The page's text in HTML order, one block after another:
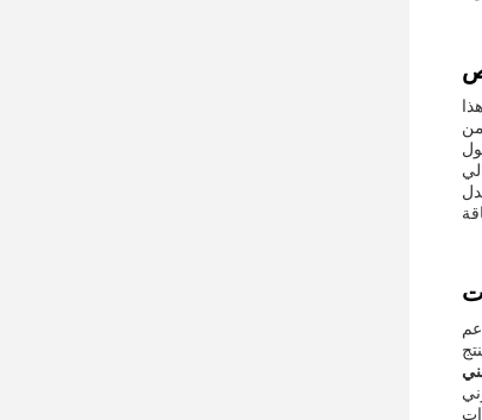
5 فولت من المحول
اختياري من 2.1 * 5.5هذا المعدل